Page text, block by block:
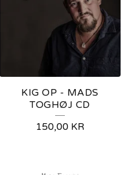
KIG OP - MADS
TOGHØJ CD
150,00 KR